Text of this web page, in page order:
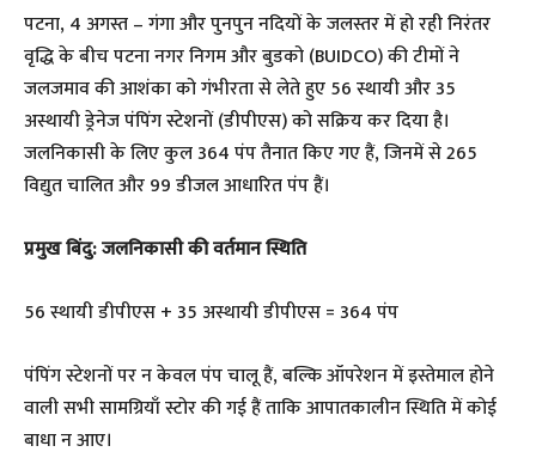
पटना, 4 अगस्त – गंगा और पुनपुन नदियों के जलस्तर में हो रही निरंतर
वृद्धि के बीच पटना नगर निगम और बुडको (BUIDCO) की टीमों ने
जलजमाव की आशंका को गंभीरता से लेते हुए 56 स्थायी और 35
अस्थायी ड्रेनेज पंपिंग स्टेशनों (डीपीएस) को सक्रिय कर दिया है।
जलनिकासी के लिए कुल 364 पंप तैनात किए गए हैं, जिनमें से 265
विद्युत चालित और 99 डीजल आधारित पंप हैं।
प्रमुख बिंदु: जलनिकासी की वर्तमान स्थिति
56 स्थायी डीपीएस + 35 अस्थायी डीपीएस = 364 पंप
पंपिंग स्टेशनों पर न केवल पंप चालू हैं, बल्कि ऑपरेशन में इस्तेमाल होने
वाली सभी सामग्रियाँ स्टोर की गई हैं ताकि आपातकालीन स्थिति में कोई
बाधा न आए।